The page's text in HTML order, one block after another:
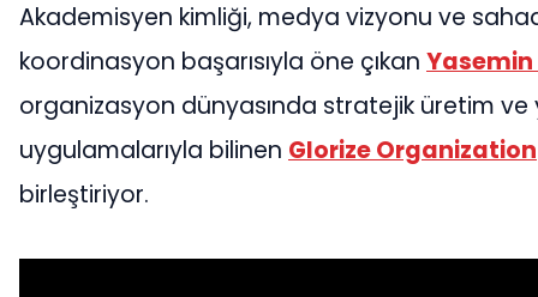
Akademisyen kimliği, medya vizyonu ve
koordinasyon başarısıyla öne çıkan Yasemin
organizasyon dünyasında stratejik üretim ve
uygulamalarıyla bilinen Glorize Organization
birleştiriyor.